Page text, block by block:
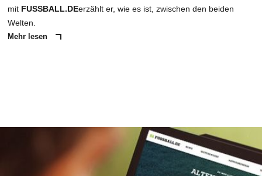
mit FUSSBALL.DEerzählt er, wie es ist, zwischen den beiden
Welten.
Mehr lesen